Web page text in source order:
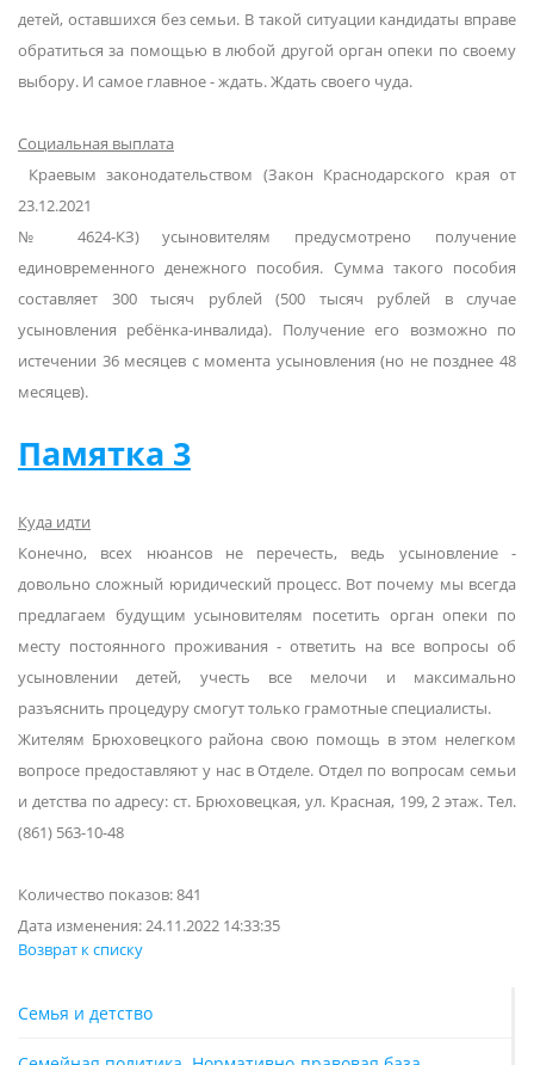
Семья и детство
детей, оставшихся без семьи. В такой ситуации кандидаты вправе
обратиться за помощью в любой другой орган опеки по своему
выбору. И самое главное - ждать. Ждать своего чуда.
Социальная выплата
Краевым законодательством (Закон Краснодарского края от
23.12.2021
№ 4624-КЗ) усыновителям предусмотрено получение
единовременного денежного пособия. Сумма такого пособия
составляет 300 тысяч рублей (500 тысяч рублей в случае
усыновления ребёнка-инвалида). Получение его возможно по
истечении 36 месяцев с момента усыновления (но не позднее 48
месяцев).
Памятка 3
Куда идти
Конечно, всех нюансов не перечесть, ведь усыновление -
довольно сложный юридический процесс. Вот почему мы всегда
предлагаем будущим усыновителям посетить орган опеки по
месту постоянного проживания - ответить на все вопросы об
усыновлении детей, учесть все мелочи и максимально
разъяснить процедуру смогут только грамотные специалисты.
Жителям Брюховецкого района свою помощь в этом нелегком
вопросе предоставляют у нас в Отделе. Отдел по вопросам семьи
и детства по адресу: ст. Брюховецкая, ул. Красная, 199, 2 этаж. Тел.
(861) 563-10-48
Количество показов: 841
Дата изменения: 24.11.2022 14:33:35
Возврат к списку